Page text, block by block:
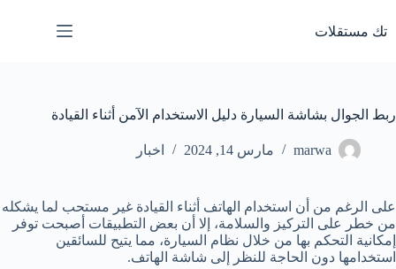
إلى
المحتوى
تك مستقلات
ربط الجوال بشاشة السيارة دليل الاستخدام الآمن أثناء القيادة
marwa مارس 14, 2024 اخبار
على الرغم من أن استخدام الهاتف أثناء القيادة غير مستحب لما يشكله
من خطر على التركيز والسلامة، إلا أن بعض التطبيقات أصبحت توفر
إمكانية التحكم بها من خلال نظام السيارة، مما يتيح للسائقين
استخدامها دون الحاجة للنظر إلى شاشة الهاتف.